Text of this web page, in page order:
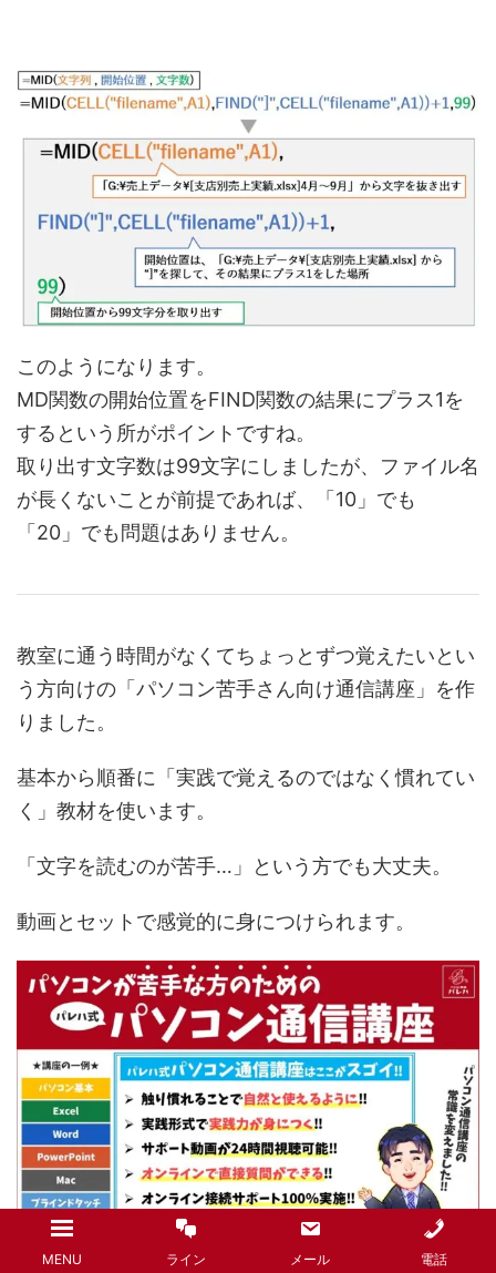
このようになります。
MD関数の開始位置をFIND関数の結果にプラス1を
するという所がポイントですね。
取り出す文字数は99文字にしましたが、ファイル名
が長くないことが前提であれば、「10」でも
「20」でも問題はありません。
教室に通う時間がなくてちょっとずつ覚えたいとい
う方向けの「パソコン苦手さん向け通信講座」を作
りました。
基本から順番に「実践で覚えるのではなく慣れてい
く」教材を使います。
「文字を読むのが苦手…」という方でも大丈夫。
動画とセットで感覚的に身につけられます。
MENU ライン メール 電話